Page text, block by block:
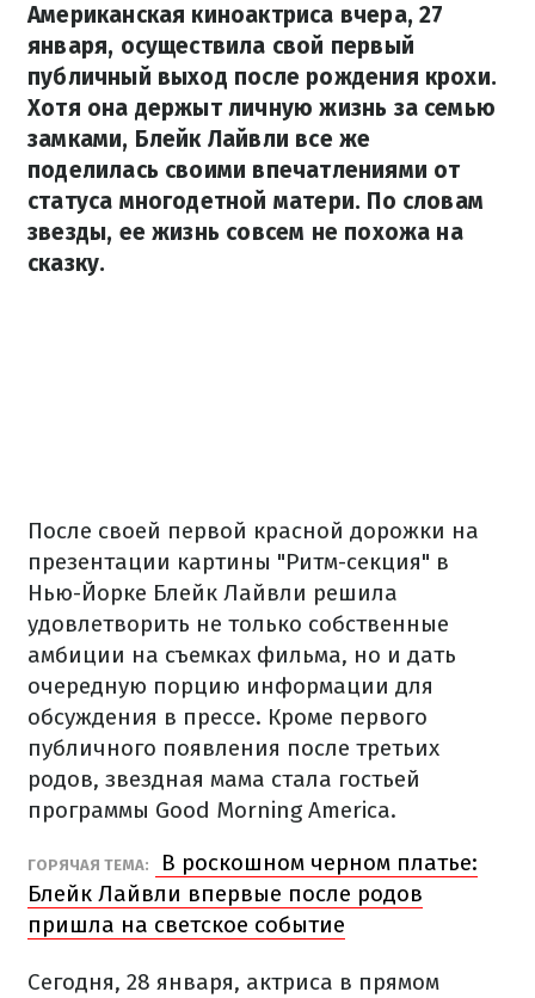
Американская киноактриса вчера, 27
января, осуществила свой первый
публичный выход после рождения крохи.
Хотя она держыт личную жизнь за семью
замками, Блейк Лайвли все же
поделилась своими впечатлениями от
статуса многодетной матери. По словам
звезды, ее жизнь совсем не похожа на
сказку.
После своей первой красной дорожки на
презентации картины "Ритм-секция" в
Нью-Йорке Блейк Лайвли решила
удовлетворить не только собственные
амбиции на съемках фильма, но и дать
очередную порцию информации для
обсуждения в прессе. Кроме первого
публичного появления после третьих
родов, звездная мама стала гостьей
программы Good Morning America.
ГОРЯЧАЯ ТЕМА:
В роскошном черном платье:
Блейк Лайвли впервые после родов
пришла на светское событие
Сегодня, 28 января, актриса в прямом